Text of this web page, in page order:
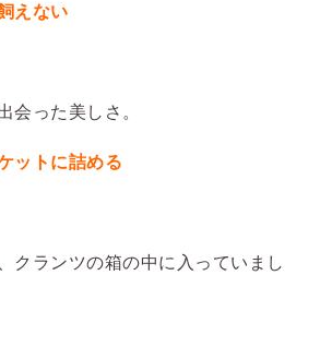
えない
会った美しさ。
ットに詰める
クランツの箱の中に入っていまし